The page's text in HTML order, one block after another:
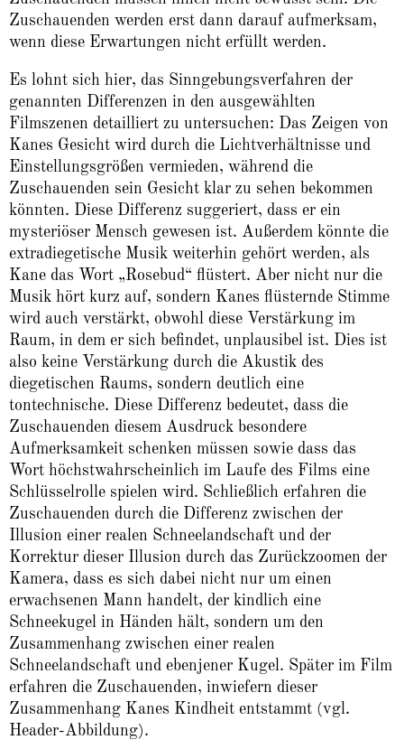
Zuschauenden werden erst dann darauf aufmerksam,
wenn diese Erwartungen nicht erfüllt werden.
Es lohnt sich hier, das Sinngebungsverfahren der
genannten Differenzen in den ausgewählten
Filmszenen detailliert zu untersuchen: Das Zeigen von
Kanes Gesicht wird durch die Lichtverhältnisse und
Einstellungsgrößen vermieden, während die
Zuschauenden sein Gesicht klar zu sehen bekommen
könnten. Diese Differenz suggeriert, dass er ein
mysteriöser Mensch gewesen ist. Außerdem könnte die
extradiegetische Musik weiterhin gehört werden, als
Kane das Wort „Rosebud“ flüstert. Aber nicht nur die
Musik hört kurz auf, sondern Kanes flüsternde Stimme
wird auch verstärkt, obwohl diese Verstärkung im
Raum, in dem er sich befindet, unplausibel ist. Dies ist
also keine Verstärkung durch die Akustik des
diegetischen Raums, sondern deutlich eine
tontechnische. Diese Differenz bedeutet, dass die
Zuschauenden diesem Ausdruck besondere
Aufmerksamkeit schenken müssen sowie dass das
Wort höchstwahrscheinlich im Laufe des Films eine
Schlüsselrolle spielen wird. Schließlich erfahren die
Zuschauenden durch die Differenz zwischen der
Illusion einer realen Schneelandschaft und der
Korrektur dieser Illusion durch das Zurückzoomen der
Kamera, dass es sich dabei nicht nur um einen
erwachsenen Mann handelt, der kindlich eine
Schneekugel in Händen hält, sondern um den
Zusammenhang zwischen einer realen
Schneelandschaft und ebenjener Kugel. Später im Film
erfahren die Zuschauenden, inwiefern dieser
Zusammenhang Kanes Kindheit entstammt (vgl.
Header-Abbildung).